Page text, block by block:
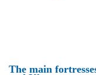
The main